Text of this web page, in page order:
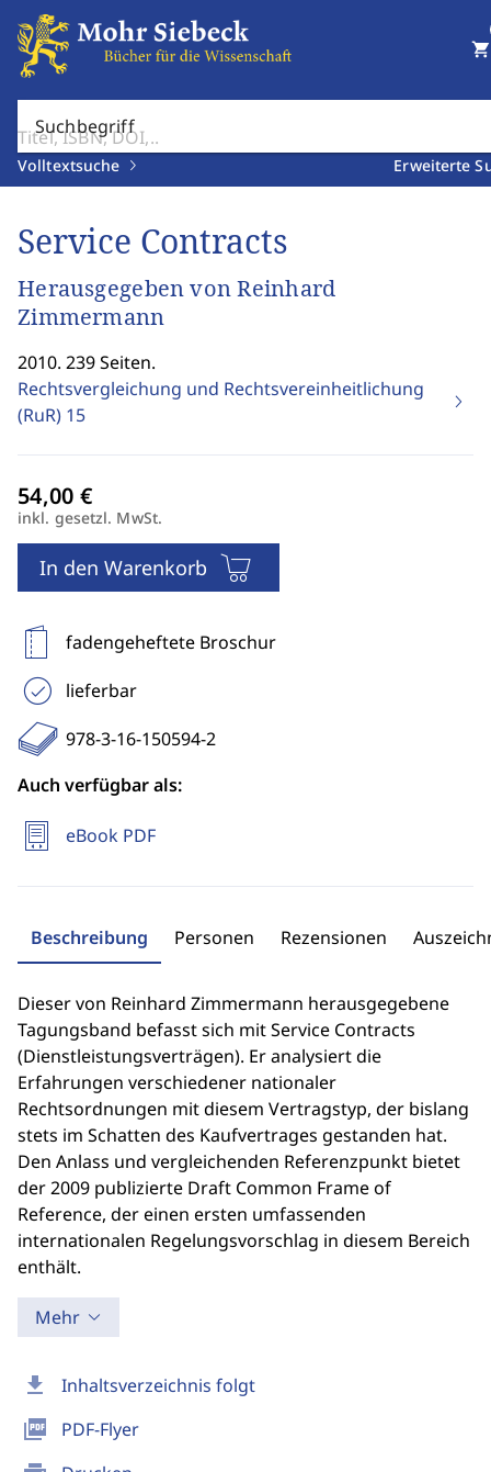
Suchbegriff
Volltextsuche Erweiterte
shopping_cart
download Inhaltsverzeichnis folgt
picture_as_pdf PDF-Flyer
Service Contracts
Herausgegeben von Reinhard
Zimmermann
2010. 239 Seiten.
Rechtsvergleichung und Rechtsvereinheitlichung
(RuR) 15
inkl. gesetzl. MwSt.
In den Warenkorb
fadengeheftete Broschur
lieferbar
978-3-16-150594-2
Auch verfügbar als:
eBook PDF
Beschreibung Personen Rezensionen
Dieser von Reinhard Zimmermann herausgegebene
Tagungsband befasst sich mit Service Contracts
(Dienstleistungsverträgen). Er analysiert die
Erfahrungen verschiedener nationaler
Rechtsordnungen mit diesem Vertragstyp, der bislang
stets im Schatten des Kaufvertrages gestanden hat.
Den Anlass und vergleichenden Referenzpunkt bietet
der 2009 publizierte Draft Common Frame of
Reference, der einen ersten umfassenden
internationalen Regelungsvorschlag in diesem Bereich
enthält.
Mehr